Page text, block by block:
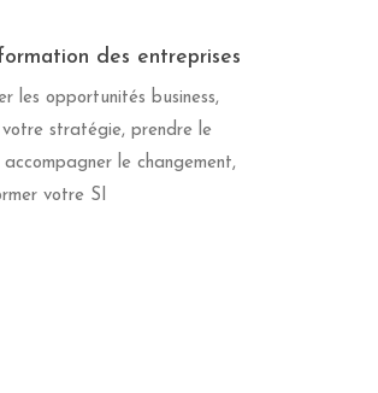
des entreprises
les opportunités business,
stratégie, prendre le
accompagner le changement,
votre SI